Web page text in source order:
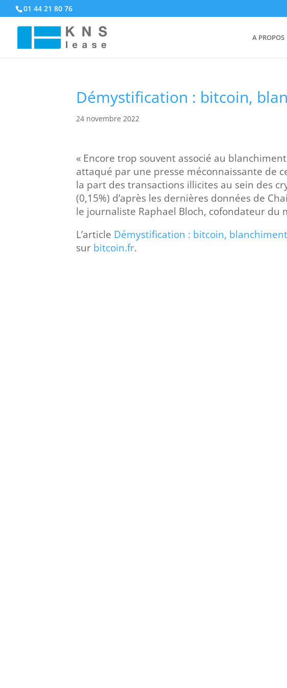
01 44 21 80 76
A PROPOS
Démystification : bitcoin,
24 novembre 2022
« Encore trop souvent associé au
attaqué par une presse méconnaissante de
la part des transactions illicites au sein des
(0,15%) d’après les dernières données de
le journaliste Raphael Bloch, cofondateur du
L’article Démystification : bitcoin,
sur bitcoin.fr.